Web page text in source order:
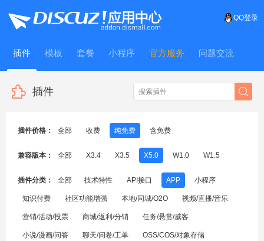
QQ登录
插件 模板 套餐 小程序 官方服务 问题交流
WitFrame
插件
插件价格： 全部 收费 纯免费 含免费
兼容版本： 全部 X3.4 X3.5 X5.0 W1.0 W1.5
插件分类： 全部 技术特性 API接口 APP 小程序
知识付费 社区功能增强 本地/同城/O2O 视频/直播/音乐
营销/活动/投票 商城/返利/分销 任务/悬赏/威客
小说/漫画/问答 聊天/问卷/工单 OSS/COS/对象存储